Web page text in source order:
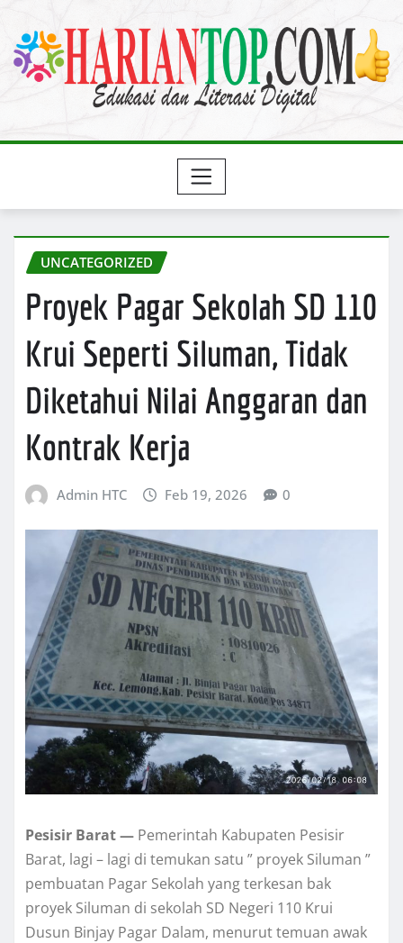
content
UNCATEGORIZED
Proyek Pagar Sekolah SD 110
Krui Seperti Siluman, Tidak
Diketahui Nilai Anggaran dan
Kontrak Kerja
Admin HTC Feb 19, 2026 0
Pesisir Barat — Pemerintah Kabupaten Pesisir
Barat, lagi – lagi di temukan satu ” proyek Siluman ”
pembuatan Pagar Sekolah yang terkesan bak
proyek Siluman di sekolah SD Negeri 110 Krui
Dusun Binjay Pagar Dalam, menurut temuan awak